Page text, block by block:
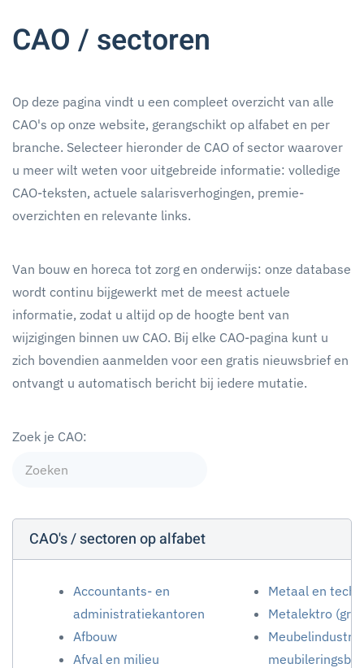
CAO / sectoren
Op deze pagina vindt u een compleet overzicht van alle
CAO's op onze website, gerangschikt op alfabet en per
branche. Selecteer hieronder de CAO of sector waarover
u meer wilt weten voor uitgebreide informatie: volledige
CAO-teksten, actuele salarisverhogingen, premie-
overzichten en relevante links.
Van bouw en horeca tot zorg en onderwijs: onze database
wordt continu bijgewerkt met de meest actuele
informatie, zodat u altijd op de hoogte bent van
wijzigingen binnen uw CAO. Bij elke CAO-pagina kunt u
zich bovendien aanmelden voor een gratis nieuwsbrief en
ontvangt u automatisch bericht bij iedere mutatie.
Zoek je CAO:
CAO's / sectoren op alfabet
Accountants- en
administratiekantoren
Afbouw
Afval en milieu
Metaal en
Metalektro